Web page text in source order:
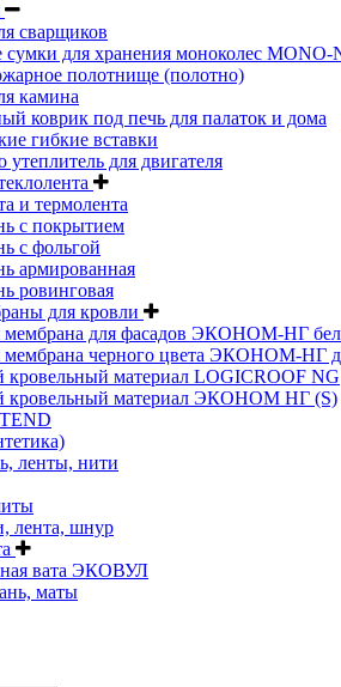
сварщиков
для хранения моноколес MONO-
полотнище (полотно)
камина
коврик под печь для палаток и дома
гибкие вставки
утеплитель для двигателя
и термолента
с покрытием
с фольгой
армированная
ровинговая
для кровли
мембрана для фасадов ЭКОНОМ-НГ
мембрана черного цвета ЭКОНОМ-НГ
кровельный материал LOGICROOF NG
кровельный материал ЭКОНОМ НГ (S)
ленты, нити
лента, шнур
вата ЭКОВУЛ
маты